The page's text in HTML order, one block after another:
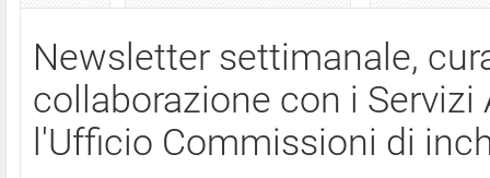
Newsletter settimanale,
collaborazione con i
l'Ufficio Commissioni di